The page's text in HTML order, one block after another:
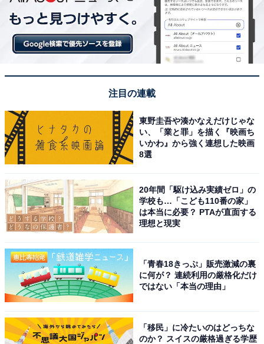
注目の連載
東野圭吾や湊かなえだけじゃな
い、「業と罪」を描く『映画ち
いかわ』から強く連想した映画
8選
20年間「駆け込み実績ゼロ」の
学校も…「こども110番の家」
は本当に必要？ PTAが直面する
理想と現実
「青春18きっぷ」販売激減の裏
に何が？ 連続利用の厳格化だけ
ではない「本当の理由」
「移民」に冷たいのはどっちな
のか？ スイスの厳格過ぎる学歴